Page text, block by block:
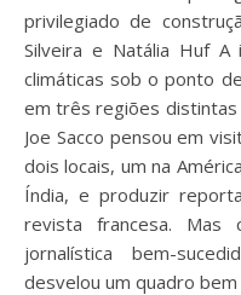
privilegiado de
Silveira e Natália Huf A
climáticas sob o ponto
em três regiões distintas
Joe Sacco pensou em
dois locais, um na
Índia, e produzir
revista francesa. Mas
jornalística bem-
desvelou um quadro